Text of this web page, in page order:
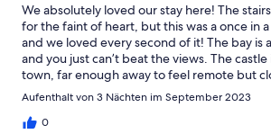
We absolutely loved our stay here! The
for the faint of heart, but this was a once in
and we loved every second of it! The bay is
and you just can’t beat the views. The
town, far enough away to feel remote but
could go grab lunch and explore the cute
a stay here, just remember it’s a 500 year
fancy hotel.
Aufenthalt von 3 Nächten im September 2023
0